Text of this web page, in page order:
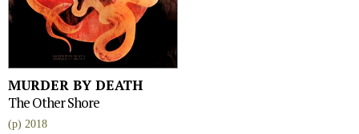
MURDER BY DEATH
The Other Shore
(p) 2018